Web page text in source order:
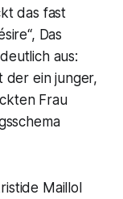
das fast
Das
aus:
der ein junger,
Frau
Maillol